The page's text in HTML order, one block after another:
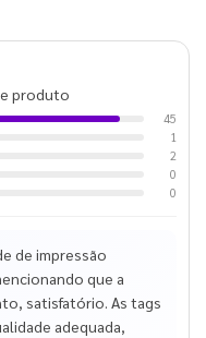
produto
45
1
2
0
0
de impressão
que a
satisfatório. As tags
adequada,